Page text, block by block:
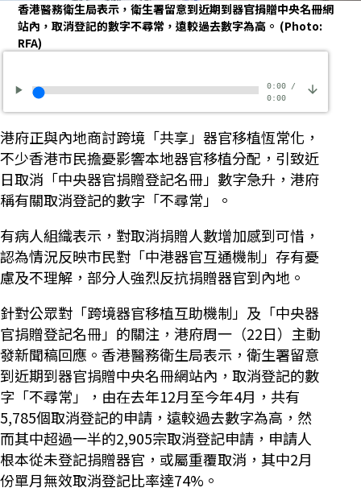
香港醫務衛生局表示，衛生署留意到近期到器官捐贈中央名冊網
站內，取消登記的數字不尋常，遠較過去數字為高。 (Photo:
RFA)
0:00/
0:00
港府正與內地商討跨境「共享」器官移植恆常化，
不少香港市民擔憂影響本地器官移植分配，引致近
日取消「中央器官捐贈登記名冊」數字急升，港府
稱有關取消登記的數字「不尋常」。
有病人組織表示，對取消捐贈人數增加感到可惜，
認為情況反映市民對「中港器官互通機制」存有憂
慮及不理解，部分人強烈反抗捐贈器官到內地。
針對公眾對「跨境器官移植互助機制」及「中央器
官捐贈登記名冊」的關注，港府周一（22日）主動
發新聞稿回應。香港醫務衛生局表示，衛生署留意
到近期到器官捐贈中央名冊網站內，取消登記的數
字「不尋常」，由在去年12月至今年4月，共有
5,785個取消登記的申請，遠較過去數字為高，然
而其中超過一半的2,905宗取消登記申請，申請人
根本從未登記捐贈器官，或屬重覆取消，其中2月
份單月無效取消登記比率達74%。